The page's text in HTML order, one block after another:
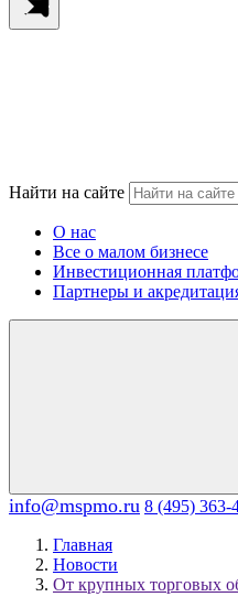
Найти на сайте
О нас
Все о малом бизнесе
Инвестиционная
Партнеры и
info@mspmo.ru 8 (495) 363-
Главная
Новости
От крупных торговых